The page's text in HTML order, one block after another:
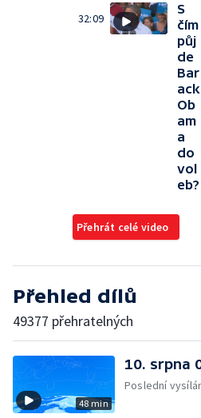
32:09
S
čím
půj
de
Bar
ack
Ob
am
a
do
vol
eb?
Přehrát celé video
Přehled dílů
49377 přehratelných
48 min
10. srpna
Poslední